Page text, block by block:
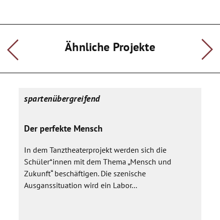
Wertschätzung.
Schulhof zu bauen, auf der mit speziellen Schlägeln
geschlagen wird.
Es wird dann eine kleine Performance entstehen, welche
übergeben wird.
Ähnliche Projekte
spartenübergreifend
Der perfekte Mensch
In dem Tanztheaterprojekt werden sich die
Schüler*innen mit dem Thema „Mensch und
Zukunft“ beschäftigen. Die szenische
Ausganssituation wird ein Labor...